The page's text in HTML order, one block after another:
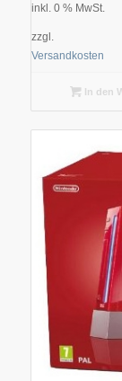
inkl. 0 % MwSt.
zzgl.
Versandkosten
In den